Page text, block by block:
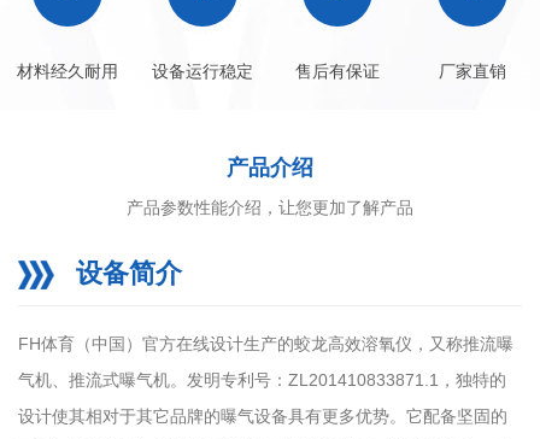
材料经久耐用 设备运行稳定 售后有保证 厂家直销
产品介绍
产品参数性能介绍，让您更加了解产品
设备简介
FH体育（中国）官方在线设计生产的蛟龙高效溶氧仪，又称推流曝
气机、推流式曝气机。发明专利号：ZL201410833871.1，独特的
设计使其相对于其它品牌的曝气设备具有更多优势。它配备坚固的